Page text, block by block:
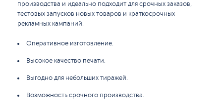
производства и идеально подходит для срочных заказов,
тестовых запусков новых товаров и краткосрочных
рекламных кампаний.
Оперативное изготовление.
Высокое качество печати.
Выгодно для небольших тиражей.
Возможность срочного производства.